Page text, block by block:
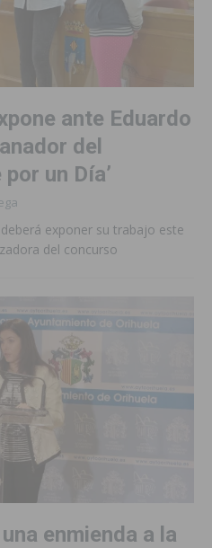
ante Eduardo
del
un Día’
exponer su trabajo este
del concurso
enmienda a la